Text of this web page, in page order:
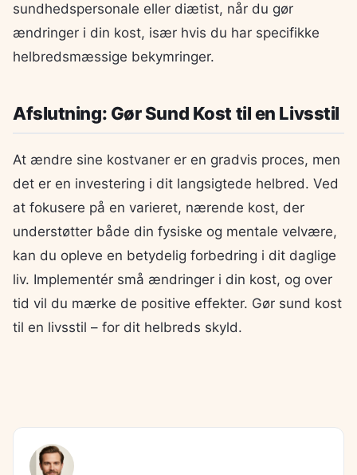
sundhedspersonale eller diætist, når du gør
ændringer i din kost, især hvis du har specifikke
helbredsmæssige bekymringer.
Afslutning: Gør Sund Kost til en Livsstil
At ændre sine kostvaner er en gradvis proces, men
det er en investering i dit langsigtede helbred. Ved
at fokusere på en varieret, nærende kost, der
understøtter både din fysiske og mentale velvære,
kan du opleve en betydelig forbedring i dit daglige
liv. Implementér små ændringer i din kost, og over
tid vil du mærke de positive effekter. Gør sund kost
til en livsstil – for dit helbreds skyld.